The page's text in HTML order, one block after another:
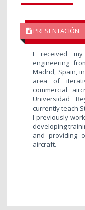
PRESENTACIÓN
I received my
engineering
Madrid, Spain,
area of
commercial
Universidad
currently teach
I previously
developing
and providing
aircraft.